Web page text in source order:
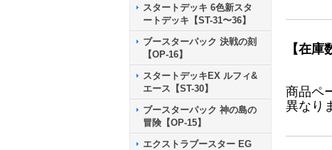
スタートデッキ 6色新スタ
ートデッキ【ST-31〜36】
ブースターパック 決戦の刻
【OP-16】
スタートデッキEX ルフィ&
エース【ST-30】
ブースターパック 神の島の
冒険【OP-15】
エクストラブースター EG
【在庫
商品ペ
異なり